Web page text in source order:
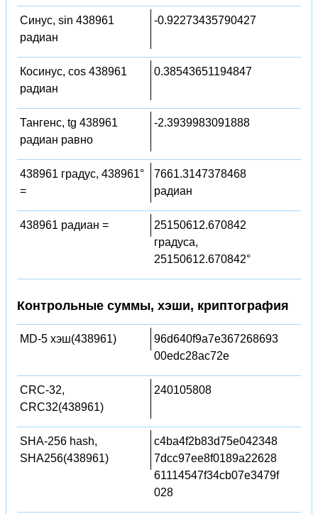
Синус, sin 438961
радиан
-0.92273435790427
Косинус, cos 438961
радиан
0.38543651194847
Тангенс, tg 438961
радиан равно
-2.3939983091888
438961 градус, 438961°
=
7661.3147378468
радиан
438961 радиан =
25150612.670842
градуса,
25150612.670842°
Контрольные суммы, хэши, криптография
MD-5 хэш(438961)
96d640f9a7e367268693
00edc28ac72e
CRC-32,
CRC32(438961)
240105808
SHA-256 hash,
SHA256(438961)
c4ba4f2b83d75e042348
7dcc97ee8f0189a22628
61114547f34cb07e3479f
028